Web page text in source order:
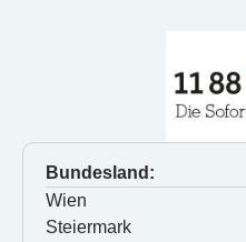
Bundesland:
Wien
Steiermark